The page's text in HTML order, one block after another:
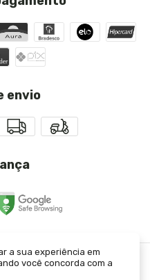
a sua experiência em
você concorda com a
envio
- JJ Modas